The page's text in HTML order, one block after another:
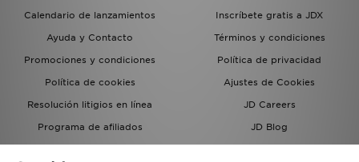
Calendario de lanzamientos
Inscríbete gratis a JDX
Ayuda y Contacto
Términos y condiciones
Promociones y condiciones
Política de privacidad
Política de cookies
Ajustes de Cookies
Resolución litigios en línea
JD Careers
Programa de afiliados
JD Blog